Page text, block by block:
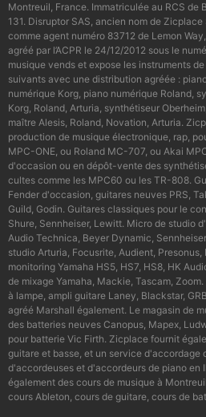
Montreuil, France. Immatriculée au RCS
131. Disruptor SAS, ancien nom de
comme agent numéro 83712 de Lemon
agréé par l’ACPR le 24/12/2012 sous le
musique vends et expose les instruments
suivants avec une distribution agréée :
numérique Korg, piano numérique Roland,
Korg, Roland, Arturia, synthétiseur
maître Alesis, Roland, Novation, Arturia.
production de musique électronique, rap,
MPC-ONE, ou Roland MC-707, ou Akai
d'occasion ou en dépôt-vente des
cultes comme les MPC60 ou les TR-808.
Fender d'occasion, guitares neuves PRS,
Guild, Godin. Guitares classiques pour le
Shure, Sennheiser, Lewitt. Micro de studio
Audio Technica, Beyer Dynamic,
studio Arturia, Focusrite, Audient,
monitoring Yamaha HS5, HS7, HS8, HK
de mixage Yamaha, Mackie, Tascam,
à lampe, ampli guitare Laney, Blackstar,
agréé Marshall également. Le magasin de
des batteries neuves Canopus, Mapex,
pour batterie Vic Firth. Zicplace fournit
guitare et basse, et un service d'accordage
d'accordeuses et d'accordeurs de piano
également des cours de musique à
cours Ableton, cours de guitare, cours de